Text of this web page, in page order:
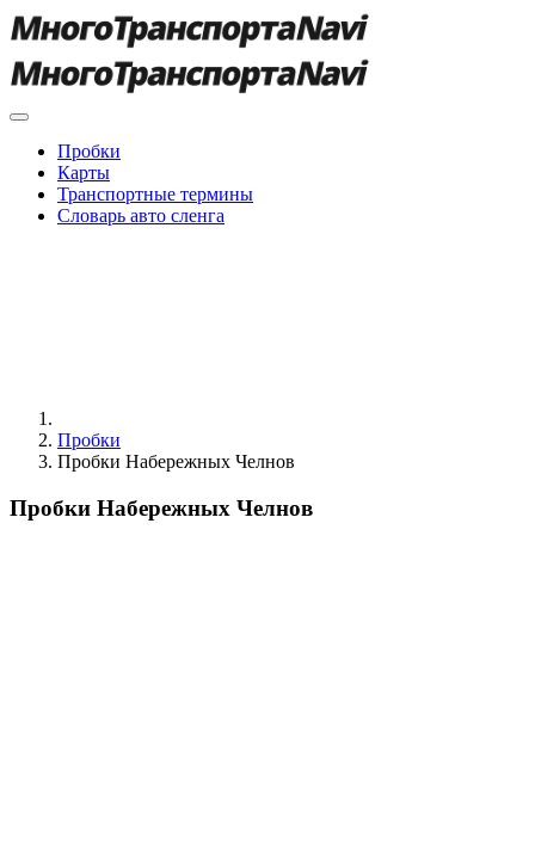
Пробки
Карты
Транспортные термины
Словарь авто сленга
Пробки
Пробки Набережных Челнов
Пробки Набережных Челнов